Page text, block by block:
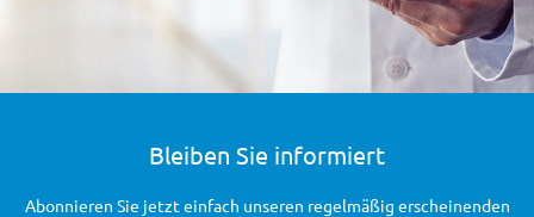
Bleiben Sie informiert
Abonnieren Sie jetzt einfach unseren regelmäßig erscheinenden